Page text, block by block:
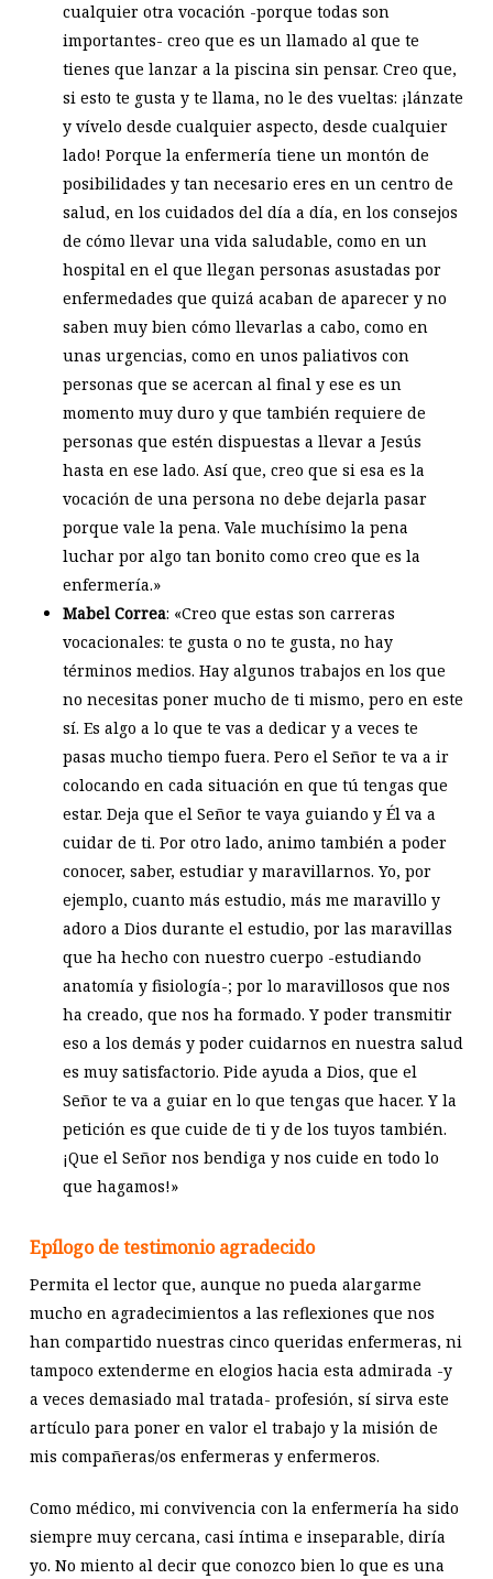
cualquier otra vocación -porque todas son
importantes- creo que es un llamado al que te
tienes que lanzar a la piscina sin pensar. Creo que,
si esto te gusta y te llama, no le des vueltas: ¡lánzate
y vívelo desde cualquier aspecto, desde cualquier
lado! Porque la enfermería tiene un montón de
posibilidades y tan necesario eres en un centro de
salud, en los cuidados del día a día, en los consejos
de cómo llevar una vida saludable, como en un
hospital en el que llegan personas asustadas por
enfermedades que quizá acaban de aparecer y no
saben muy bien cómo llevarlas a cabo, como en
unas urgencias, como en unos paliativos con
personas que se acercan al final y ese es un
momento muy duro y que también requiere de
personas que estén dispuestas a llevar a Jesús
hasta en ese lado. Así que, creo que si esa es la
vocación de una persona no debe dejarla pasar
porque vale la pena. Vale muchísimo la pena
luchar por algo tan bonito como creo que es la
enfermería.»
Mabel Correa: «Creo que estas son carreras
vocacionales: te gusta o no te gusta, no hay
términos medios. Hay algunos trabajos en los que
no necesitas poner mucho de ti mismo, pero en este
sí. Es algo a lo que te vas a dedicar y a veces te
pasas mucho tiempo fuera. Pero el Señor te va a ir
colocando en cada situación en que tú tengas que
estar. Deja que el Señor te vaya guiando y Él va a
cuidar de ti. Por otro lado, animo también a poder
conocer, saber, estudiar y maravillarnos. Yo, por
ejemplo, cuanto más estudio, más me maravillo y
adoro a Dios durante el estudio, por las maravillas
que ha hecho con nuestro cuerpo -estudiando
anatomía y fisiología-; por lo maravillosos que nos
ha creado, que nos ha formado. Y poder transmitir
eso a los demás y poder cuidarnos en nuestra salud
es muy satisfactorio. Pide ayuda a Dios, que el
Señor te va a guiar en lo que tengas que hacer. Y la
petición es que cuide de ti y de los tuyos también.
¡Que el Señor nos bendiga y nos cuide en todo lo
que hagamos!»
Epílogo de testimonio agradecido
Permita el lector que, aunque no pueda alargarme
mucho en agradecimientos a las reflexiones que nos
han compartido nuestras cinco queridas enfermeras, ni
tampoco extenderme en elogios hacia esta admirada -y
a veces demasiado mal tratada- profesión, sí sirva este
artículo para poner en valor el trabajo y la misión de
mis compañeras/os enfermeras y enfermeros.
Como médico, mi convivencia con la enfermería ha sido
siempre muy cercana, casi íntima e inseparable, diría
yo. No miento al decir que conozco bien lo que es una